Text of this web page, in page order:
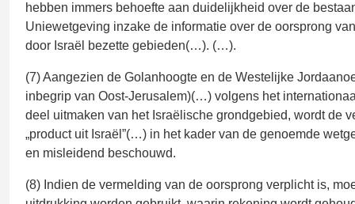
hebben immers behoefte aan duidelijkheid over de
Uniewetgeving inzake de informatie over de oorsprong
door Israël bezette gebieden(…). (…).
(7) Aangezien de Golanhoogte en de Westelijke
inbegrip van Oost-Jerusalem)(…) volgens het
deel uitmaken van het Israëlische grondgebied, wordt de
„product uit Israël”(…) in het kader van de genoemde
en misleidend beschouwd.
(8) Indien de vermelding van de oorsprong verplicht is,